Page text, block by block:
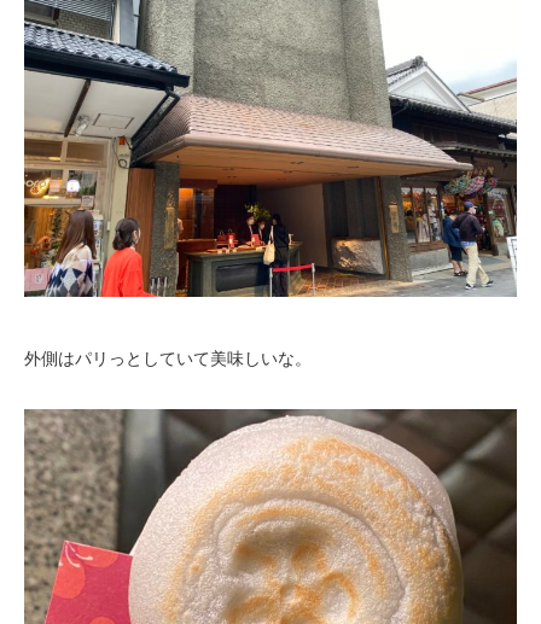
外側はパリっとしていて美味しいな。